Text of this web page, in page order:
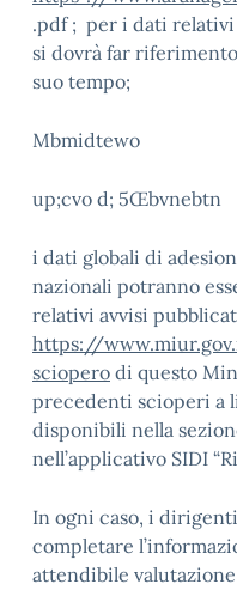
.pdf ; per i dati relativi
si dovrà far riferimento
suo tempo;
Mbmidtewo
up;cvo d; 5Œbvnebtn
i dati globali di
nazionali potranno
relativi avvisi
https://
sciopero di questo
precedenti scioperi a
disponibili nella
nell’applicativo SIDI
In ogni caso, i
completare
attendibile